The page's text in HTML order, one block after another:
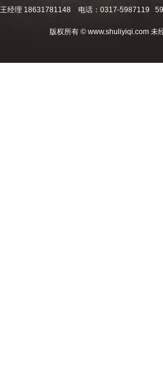
王经理 18631781148 电话：0317-5987119
版权所有 © www.shuliyiqi.com 未